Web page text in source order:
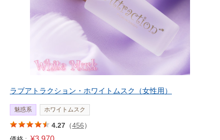
ラブアトラクション・ホワイトムスク（女性用）
魅惑系 ホワイトムスク
4.27 （456）